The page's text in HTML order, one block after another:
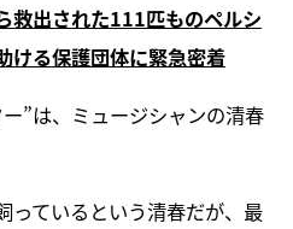
救出された111匹ものペルシ
ける保護団体に緊急密着
”は、ミュージシャンの清春
っているという清春だが、最